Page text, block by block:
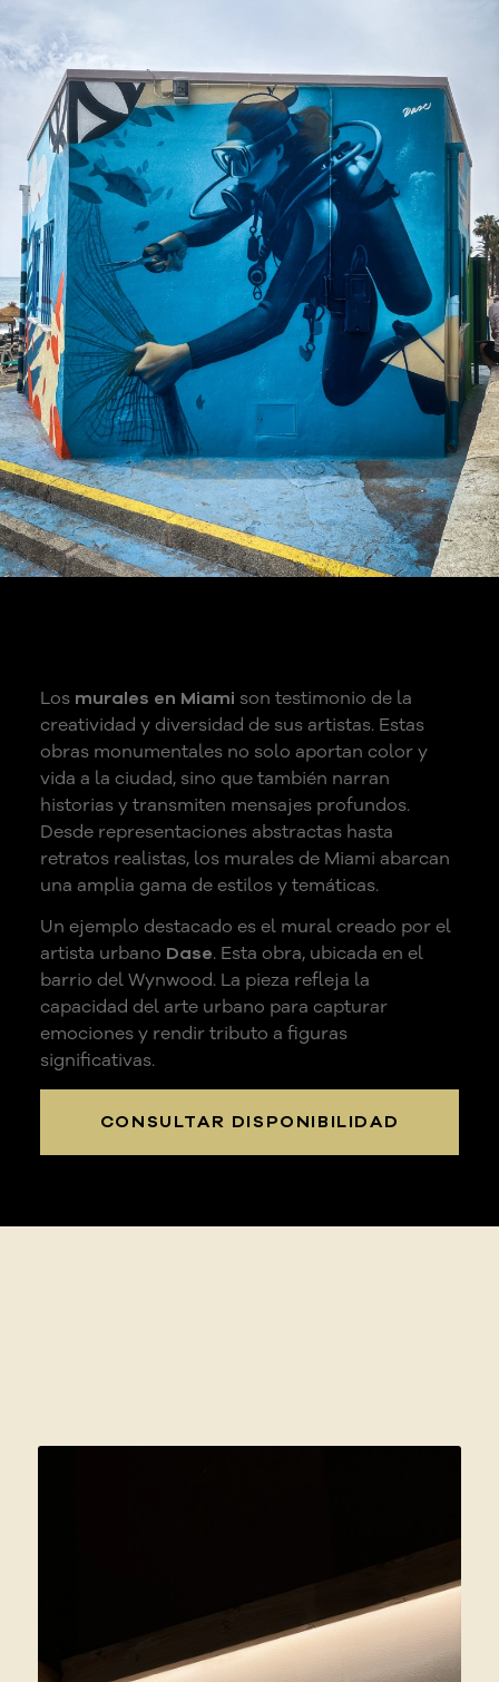
Los murales en Miami son testimonio de la
creatividad y diversidad de sus artistas. Estas
obras monumentales no solo aportan color y
vida a la ciudad, sino que también narran
historias y transmiten mensajes profundos.
Desde representaciones abstractas hasta
retratos realistas, los murales de Miami abarcan
una amplia gama de estilos y temáticas.
Un ejemplo destacado es el mural creado por el
artista urbano Dase. Esta obra, ubicada en el
barrio del Wynwood. La pieza refleja la
capacidad del arte urbano para capturar
emociones y rendir tributo a figuras
significativas.
CONSULTAR DISPONIBILIDAD